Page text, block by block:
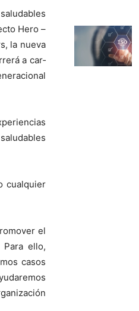
Hero –
la nue­va
a car­
cualquier
el
ello,
casos